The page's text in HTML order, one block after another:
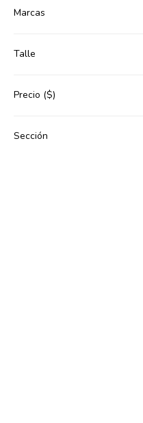
Marcas
Talle
Precio ($)
Sección